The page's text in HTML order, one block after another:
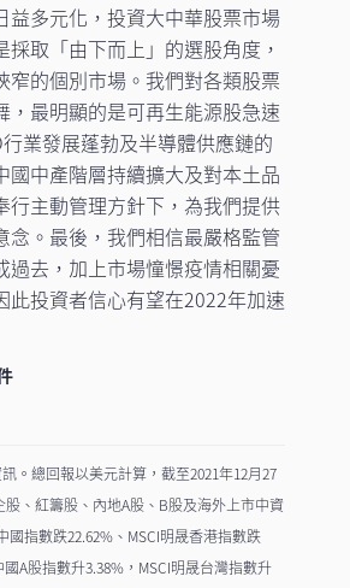
益多元化，投資大中華股票市場
採取「由下而上」的選股角度，
窄的個別市場。我們對各類股票
，最明顯的是可再生能源股急速
業發展蓬勃及半導體供應鏈的
國中產階層持續擴大及對本土品
行主動管理方針下，為我們提供
念。最後，我們相信最嚴格監管
過去，加上市場憧憬疫情相關憂
此投資者信心有望在2022年加速
。總回報以美元計算，截至2021年12月27
股、紅籌股、內地A股、B股及海外上市中資
國指數跌22.62%、MSCI明晟香港指數跌
國A股指數升3.38%，MSCI明晟台灣指數升